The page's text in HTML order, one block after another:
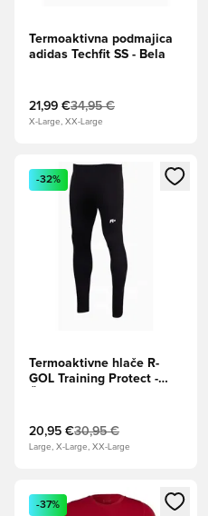
Termoaktivna podmajica
adidas Techfit SS - Bela
21,99 €34,95 €
X-Large, XX-Large
Odpre Modal za prijavo ali
-32%
Termoaktivne hlače R-
GOL Training Protect -
20,95 €30,95 €
Large, X-Large, XX-Large
Odpre Modal za prijavo ali
-37%